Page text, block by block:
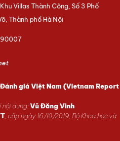
Villas Thành Công, Số 3 Phố
Thành phố Hà Nội
giá Việt Nam (Vietnam Report
nội dung:Vũ Đăng Vinh
, cấp ngày 16/10/2019; Bộ Khoa học và